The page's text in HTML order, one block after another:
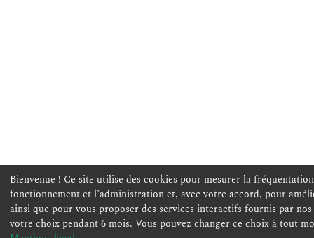
Bienvenue ! Ce site utilise des cookies pour mesurer la
fonctionnement et l’administration et, avec votre accord, pour
ainsi que pour vous proposer des services interactifs fournis par
votre choix pendant 6 mois. Vous pouvez changer ce choix à tout